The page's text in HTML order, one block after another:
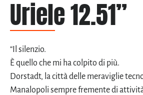
Uriele 12.51”
“Il silenzio.
È quello che mi ha colpito di più.
Dorstadt, la città delle meraviglie
Manalopoli sempre fremente di